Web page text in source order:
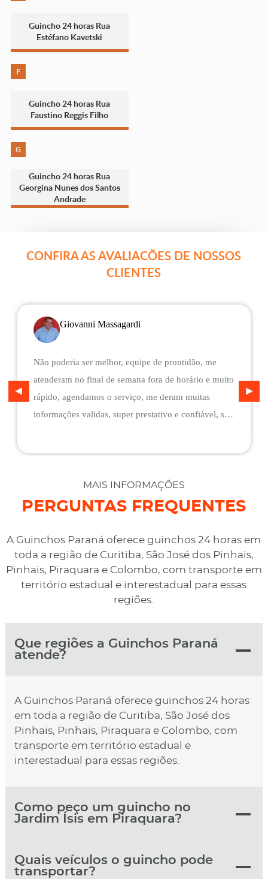
Guincho 24 horas Rua
Estéfano Kavetski
F
Guincho 24 horas Rua
Faustino Reggis Filho
G
Guincho 24 horas Rua
Georgina Nunes dos Santos
Andrade
CONFIRA AS AVALIACÕES DE NOSSOS
CLIENTES
Giovanni Massagardi
Não poderia ser melhor, equipe de prontidão, me
atenderam no final de semana fora de horário e muito
rápido, agendamos o serviço, me deram muitas
informações validas, super prestativo e confiável, são
desviaram para uma oficina mais próximo, sem
qualquer custo na maior boa vontade.
MAIS INFORMAÇÕES
PERGUNTAS FREQUENTES
A Guinchos Paraná oferece guinchos 24 horas em
toda a região de Curitiba, São José dos Pinhais,
Pinhais, Piraquara e Colombo, com transporte em
território estadual e interestadual para essas
regiões.
Que regiões a Guinchos Paraná
atende?
A Guinchos Paraná oferece guinchos 24 horas
em toda a região de Curitiba, São José dos
Pinhais, Pinhais, Piraquara e Colombo, com
transporte em território estadual e
interestadual para essas regiões.
Como peço um guincho no
Jardim Ísis em Piraquara?
Quais veículos o guincho pode
transportar?